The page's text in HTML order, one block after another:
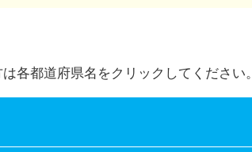
各都道府県名をクリックしてください。